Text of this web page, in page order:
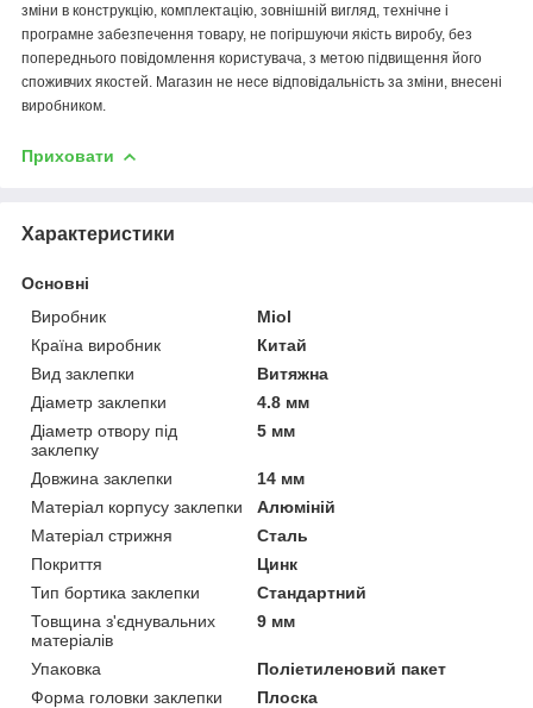
зміни в конструкцію, комплектацію, зовнішній вигляд, технічне і
програмне забезпечення товару, не погіршуючи якість виробу, без
попереднього повідомлення користувача, з метою підвищення його
споживчих якостей. Магазин не несе відповідальність за зміни, внесені
виробником.
Приховати
Характеристики
Основні
Виробник
Miol
Країна виробник
Китай
Вид заклепки
Витяжна
Діаметр заклепки
4.8 мм
Діаметр отвору під
заклепку
5 мм
Довжина заклепки
14 мм
Матеріал корпусу заклепки
Алюміній
Матеріал стрижня
Сталь
Покриття
Цинк
Тип бортика заклепки
Стандартний
Товщина з'єднувальних
матеріалів
9 мм
Упаковка
Поліетиленовий пакет
Форма головки заклепки
Плоска